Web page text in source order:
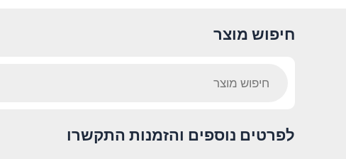
חיפוש מוצר
לפרטים נוספים והזמנות התקשרו